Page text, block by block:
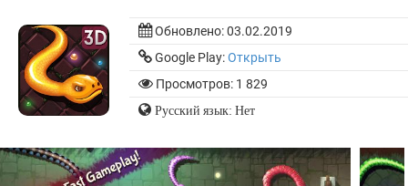
Обновлено:03.02.2019
Google Play:Открыть
Просмотров: 1 829
Русский язык: Нет